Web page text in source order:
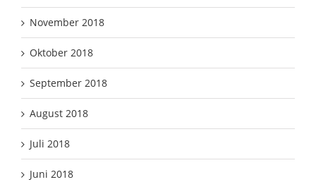
November 2018
Oktober 2018
September 2018
August 2018
Juli 2018
Juni 2018